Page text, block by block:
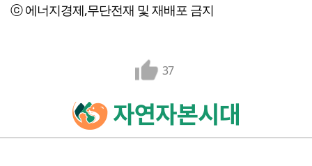
ⓒ 에너지경제,무단전재 및 재배포 금지
37